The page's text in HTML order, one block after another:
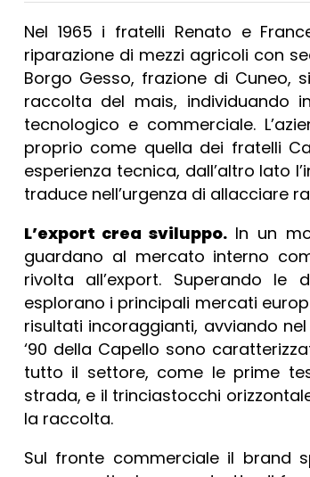
Nel 1965 i fratelli Renato e
riparazione di mezzi agricoli con
Borgo Gesso, frazione di Cuneo,
raccolta del mais, individuando
tecnologico e commerciale.
proprio come quella dei fratelli
esperienza tecnica, dall’altro lato
traduce nell’urgenza di allacciare
L’export crea sviluppo.In un
guardano al mercato interno
rivolta all’export. Superando
esplorano i principali mercati
risultati incoraggianti, avviando nel
‘90 della Capello sono
tutto il settore, come le prime
strada, e il trinciastocchi
la raccolta.
Sul fronte commerciale il brand